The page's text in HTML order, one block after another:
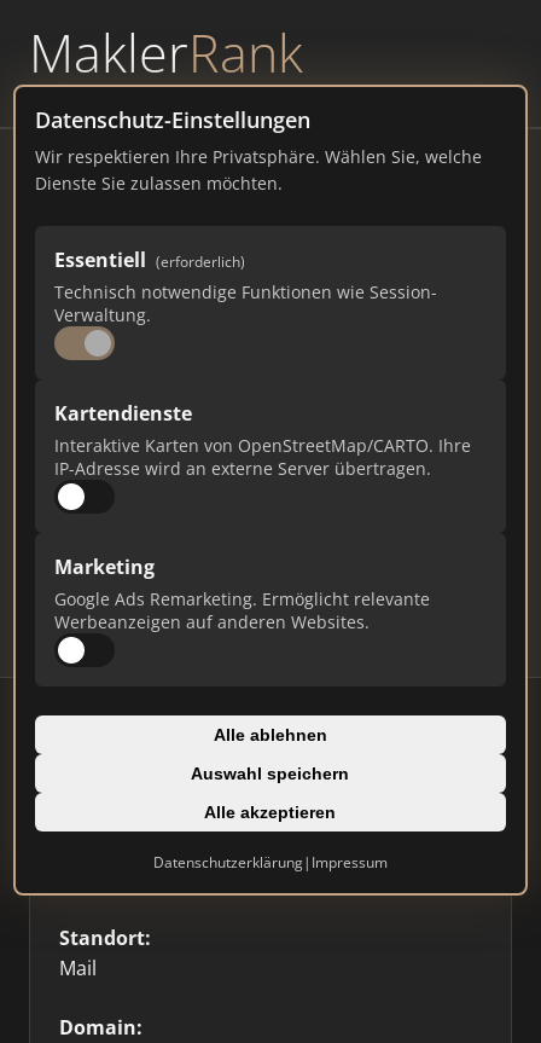
MaklerRank
powered byWAVEPOINT
Datenschutz-Einstellungen
Wir respektieren Ihre Privatsphäre. Wählen Sie, welche
Dienste Sie zulassen möchten.
Essentiell (erforderlich)
Technisch notwendige Funktionen wie Session-
Verwaltung.
Kartendienste
Interaktive Karten von OpenStreetMap/CARTO. Ihre
IP-Adresse wird an externe Server übertragen.
Marketing
Google Ads Remarketing. Ermöglicht relevante
Werbeanzeigen auf anderen Websites.
Alle ablehnen
Auswahl speichern
Alle akzeptieren
Datenschutzerklärung| Impressum
Lilienthal Immo
lilienthal-immo.de
335
Ist das Ihr Unternehmen?
Verifizieren Sie Ihr Profil, bearbeiten Sie Ihre
Updates.
Profil beanspruchen
Standort:
Mail
Domain: